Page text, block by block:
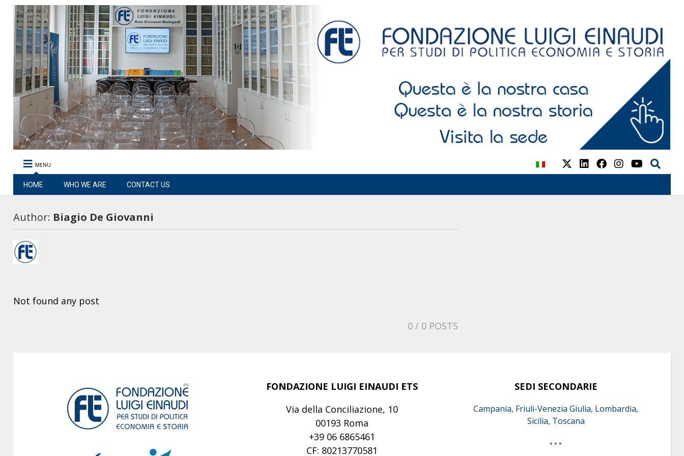
MENU
HOME WHO WE ARE CONTACT US
Author: Biagio De Giovanni
Not found any post
0 / 0 POSTS
FONDAZIONE LUIGI EINAUDI ETS
Via della Conciliazione, 10
00193 Roma
+39 06 6865461
CF: 80213770581
SEDI SECONDARIE
Campania, Friuli-Venezia Giulia, Lombardia,
Sicilia, Toscana
* * *